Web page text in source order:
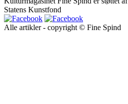
Statens Kunstfond
Alle artikler - copyright © Fine Spind